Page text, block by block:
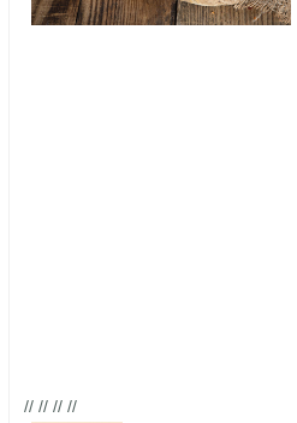
// // // //